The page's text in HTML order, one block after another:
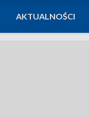
AKTUALNOŚCI